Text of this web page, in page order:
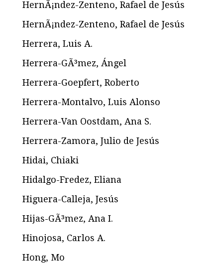
HernÃ¡ndez-Zenteno, Rafael de Jesús
HernÃ¡ndez-Zenteno, Rafael de Jesús
Herrera, Luis A.
Herrera-GÃ³mez, Ángel
Herrera-Goepfert, Roberto
Herrera-Montalvo, Luis Alonso
Herrera-Van Oostdam, Ana S.
Herrera-Zamora, Julio de Jesús
Hidai, Chiaki
Hidalgo-Fredez, Eliana
Higuera-Calleja, Jesús
Hijas-GÃ³mez, Ana I.
Hinojosa, Carlos A.
Hong, Mo